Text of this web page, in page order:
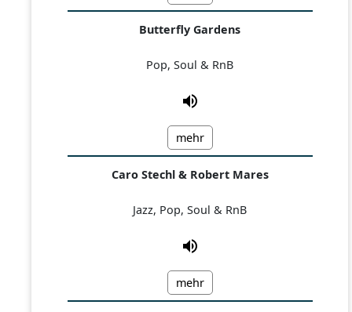
Butterfly Gardens
Pop, Soul & RnB
mehr
Caro Stechl & Robert Mares
Jazz, Pop, Soul & RnB
mehr